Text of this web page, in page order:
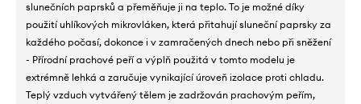
slunečních paprsků a přeměňuje ji na teplo. To je možné díky
použití uhlíkových mikrovláken, která přitahují sluneční paprsky za
každého počasí, dokonce i v zamračených dnech nebo při sněžení
- Přírodní prachové peří a výplň použitá v tomto modelu je
extrémně lehká a zaručuje vynikající úroveň izolace proti chladu.
Teplý vzduch vytvářený tělem je zadržován prachovým peřím,